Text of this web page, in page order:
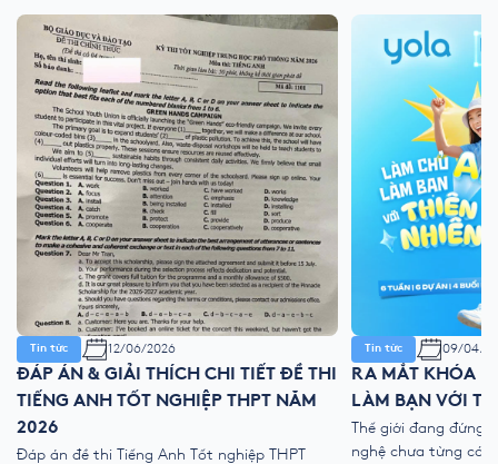
Tin tức 12/06/2026
ĐÁP ÁN & GIẢI THÍCH CHI TIẾT ĐỀ THI
TIẾNG ANH TỐT NGHIỆP THPT NĂM
2026
Đáp án đề thi Tiếng Anh Tốt nghiệp THPT
Tin tức 09/04/
RA MẮT KHÓA
LÀM BẠN VỚI
Thế giới đang đứng
nghệ chưa từng có